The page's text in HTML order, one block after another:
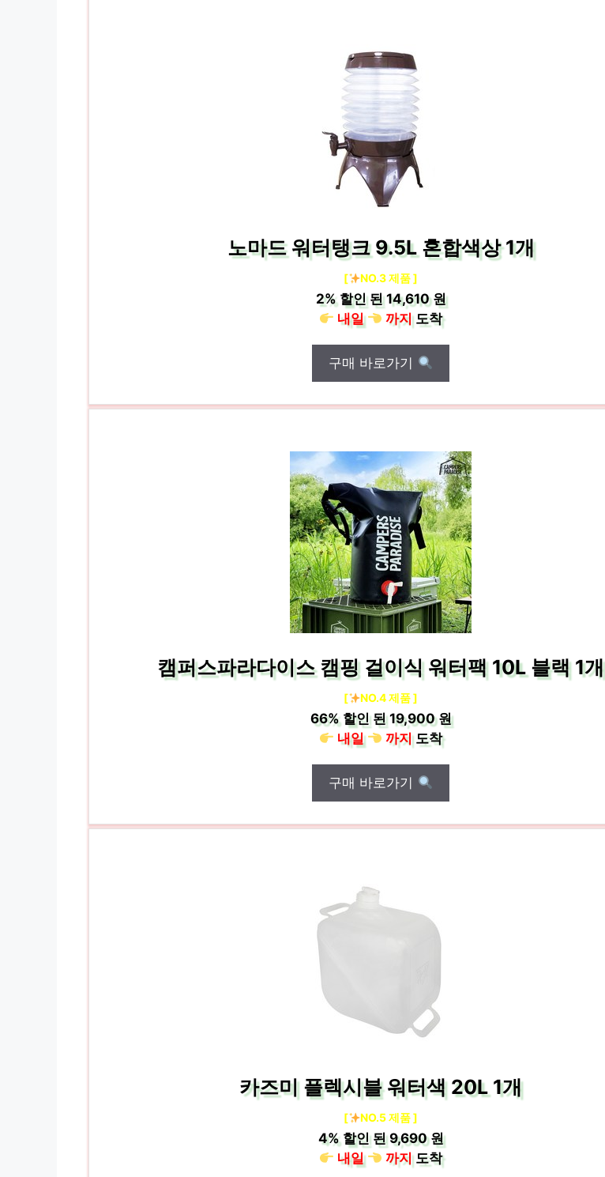
노마드 워터탱크 9.5L 혼합색상 1개
[ NO.3 제품 ]
2%할인 된14,610 원
내일
까지도착
구매 바로가기
캠퍼스파라다이스 캠핑 걸이식 워터팩 10L 블랙 1개
[ NO.4 제품 ]
66%할인 된19,900 원
내일
까지도착
구매 바로가기
카즈미 플렉시블 워터색 20L 1개
[ NO.5 제품 ]
4%할인 된9,690 원
내일
까지도착